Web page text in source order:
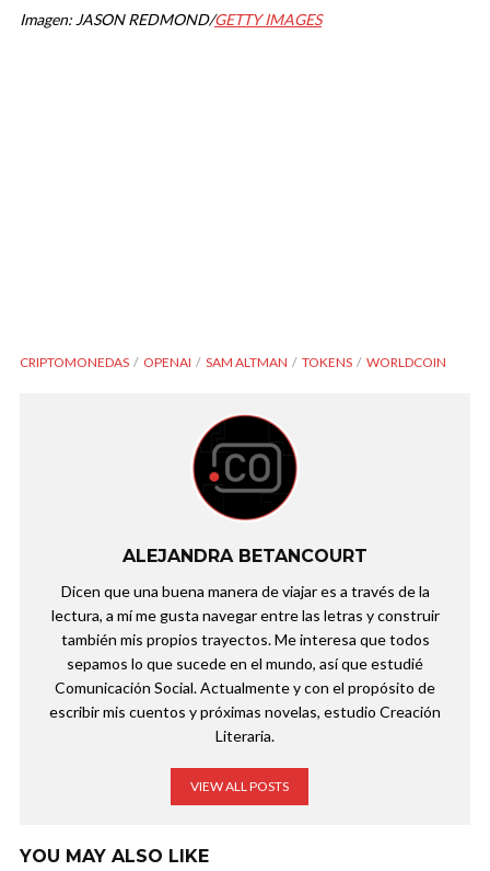
Imagen: JASON REDMOND/GETTY IMAGES
CRIPTOMONEDAS OPENAI SAM ALTMAN TOKENS WORLDCOIN
ALEJANDRA BETANCOURT
Dicen que una buena manera de viajar es a través de la
lectura, a mí me gusta navegar entre las letras y construir
también mis propios trayectos. Me interesa que todos
sepamos lo que sucede en el mundo, así que estudié
Comunicación Social. Actualmente y con el propósito de
escribir mis cuentos y próximas novelas, estudio Creación
Literaria.
VIEW ALL POSTS
YOU MAY ALSO LIKE